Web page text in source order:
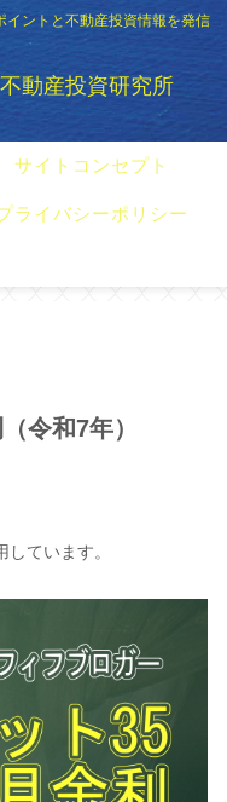
イントと不動産投資情報を発信
動産投資研究所
サイトコンセプト
ライバシーポリシー
令和7年）
ています。